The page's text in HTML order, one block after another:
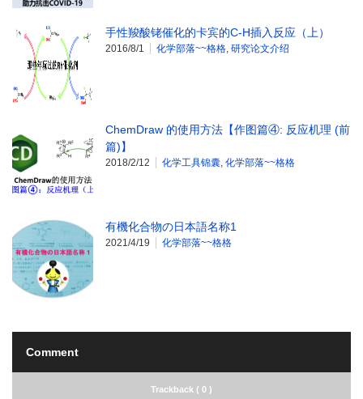
手性羧酸铑催化的卡宾的C-H插入反应（上）
2016/8/1 化学部落~~格格, 研究论文介绍
ChemDraw 的使用方法【作图篇④: 反应机理 (前
篇)】
2018/2/12 化学工具锦囊, 化学部落~~格格
有機化合物の日本語名称1
2021/4/19 化学部落~~格格
Comment
Trackback ( 0 )